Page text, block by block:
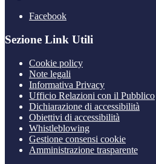
Facebook
Sezione Link Utili
Cookie policy
Note legali
Informativa Privacy
Ufficio Relazioni con il Pubblico
Dichiarazione di accessibilità
Obiettivi di accessibilità
Whistleblowing
Gestione consensi cookie
Amministrazione trasparente